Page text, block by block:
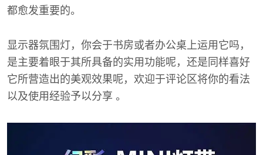
都愈发重要的。
显示器氛围灯，你会于书房或者办公桌上运用它吗，
是主要着眼于其所具备的实用功能呢，还是同样喜好
它所营造出的美观效果呢，欢迎于评论区将你的看法
以及使用经验予以分享 。